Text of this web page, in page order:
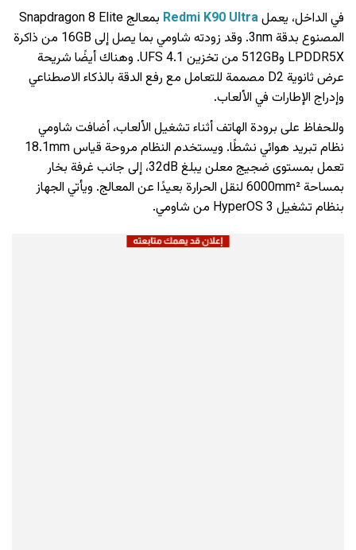
في الداخل، يعملRedmi K90 Ultra
بمعالج Snapdragon 8 Elite
المصنوع بدقة 3nm. وقد زودته شاومي بما يصل إلى 16GB من ذاكرة
LPDDR5X و512GB من تخزين UFS 4.1. وهناك أيضًا شريحة
عرض ثانوية D2 مصممة للتعامل مع رفع الدقة بالذكاء الاصطناعي
وإدراج الإطارات في الألعاب.
وللحفاظ على برودة الهاتف أثناء تشغيل الألعاب، أضافت شاومي
نظام تبريد هوائي نشطًا. ويستخدم النظام مروحة قياس 18.1mm
تعمل بمستوى ضجيج معلن يبلغ 32dB، إلى جانب غرفة بخار
بمساحة 6000mm² لنقل الحرارة بعيدًا عن المعالج. ويأتي الجهاز
بنظام تشغيل HyperOS 3 من شاومي.